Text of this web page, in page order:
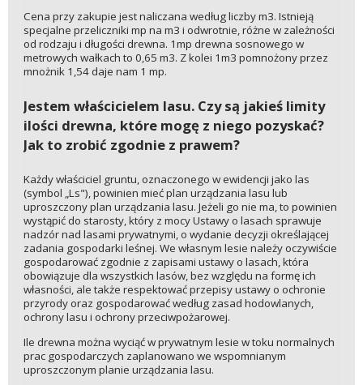
Cena przy zakupie jest naliczana według liczby m3. Istnieją
specjalne przeliczniki mp na m3 i odwrotnie, różne w zależności
od rodzaju i długości drewna. 1mp drewna sosnowego w
metrowych wałkach to 0,65 m3. Z kolei 1m3 pomnożony przez
mnożnik 1,54 daje nam 1 mp.
Jestem właścicielem lasu. Czy są jakieś limity
ilości drewna, które mogę z niego pozyskać?
Jak to zrobić zgodnie z prawem?
Każdy właściciel gruntu, oznaczonego w ewidencji jako las
(symbol „Ls"), powinien mieć plan urządzania lasu lub
uproszczony plan urządzania lasu. Jeżeli go nie ma, to powinien
wystąpić do starosty, który z mocy Ustawy o lasach sprawuje
nadzór nad lasami prywatnymi, o wydanie decyzji określającej
zadania gospodarki leśnej. We własnym lesie należy oczywiście
gospodarować zgodnie z zapisami ustawy o lasach, która
obowiązuje dla wszystkich lasów, bez względu na formę ich
własności, ale także respektować przepisy ustawy o ochronie
przyrody oraz gospodarować według zasad hodowlanych,
ochrony lasu i ochrony przeciwpożarowej.
Ile drewna można wyciąć w prywatnym lesie w toku normalnych
prac gospodarczych zaplanowano we wspomnianym
uproszczonym planie urządzania lasu.